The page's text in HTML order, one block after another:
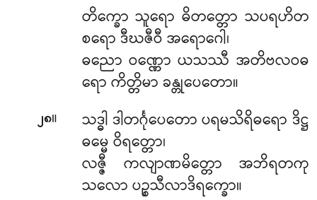
တိက္ခော သူရော ဓိတတ္တော သပရဟိတ
စရော ဒီဃဇီဝီ အရောဂေါ၊
ဓညော ဝဏ္ဏော ယသဿီ အတိဗလဝဓ
ရော ကိတ္တိမာ ခန္တုပေတော။
၂၈။ သဒ္ဓါ ဒါတင်္ဂုပေတော ပရမသိရိဓရော ဒိဋ္ဌ
ဓမ္မေ ဝိရတ္တော၊
လဇ္ဇီ ကလျာဏမိတ္တော အဘိရတကု
သလော ပဉ္စသီလာဒိရက္ခော။